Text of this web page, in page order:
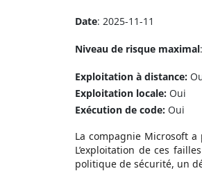
u
Date: 2025-11-11
Niveau de risque maximal
Exploitation à distance:
Exploitation locale: Oui
Exécution de code: Oui
La compagnie Microsoft
L’exploitation de ces
politique de sécurité, un